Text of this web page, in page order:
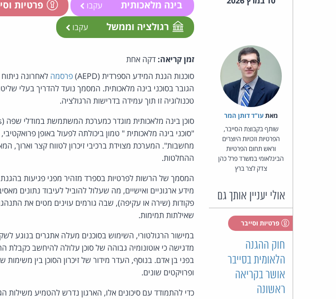
בינה מלאכותית עקבו פרטיות
רגולציה וממשל עקבו
מאת‏עו"ד דותן המר
שותף בקבוצת הסייבר,
הפרטיות וזכויות היוצרים
וראש תחום הפרטיות
הבינלאומי במשרד פרל כהן
צדק לצר ברץ
אולי יעניין אותך גם
פרטיות וסייבר
חוק ההגנה
הלאומית בסייבר
אושר בקריאה
ראשונה
זמן קריאה: דקה אחת
סוכנות הגנת המידע הספרדית (AEPD) פרסמה לאחרונה
הגובר בסוכני בינה מלאכותית. המסמך נועד להדריך בעלי
טכנולוגיה זו תוך עמידה בדרישות הרגולציה.
"סוכני בינה מלאכותית " טמון ביכולתה לפעול באופן
מחשבות". המערכת מצוידת ברכיבי זיכרון לטווח קצר וארוך,
ההחלטות.
המסמך של הרשות לפרטיות בספרד מזהיר מפני פגיעות
מידע ארגוניים ואישיים, מה שעלול להוביל לעיבוד נתונים
פקודות (שירה או עקיפה), שבה גורמים עוינים מטים את
שאילתות תמימות.
בפני בן אדם. בנוסף, העדר מידור של זיכרון הסוכן בין
ופרויקטים שונים.
כדי להתמודד עם סיכונים אלו, הארגון נדרש להטמיע משילות